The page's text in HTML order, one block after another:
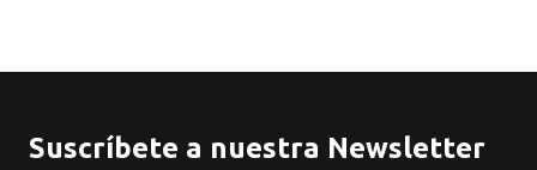
Suscríbete a nuestra Newsletter